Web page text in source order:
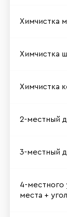
Химчистка
Химчистка
Химчистка
2-местный
3-местный
4-местного
места +